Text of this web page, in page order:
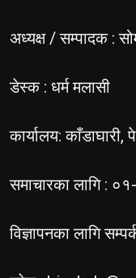
अध्यक्ष / सम्पादक :
डेस्क : धर्म मलासी
कार्यालय: काँडाघारी,
समाचारका लागि :
विज्ञापनका लागि